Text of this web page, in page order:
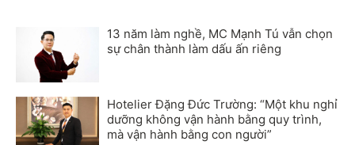
13 năm làm nghề, MC Mạnh Tú vẫn chọn
sự chân thành làm dấu ấn riêng
Hotelier Đặng Đức Trường: “Một khu nghỉ
dưỡng không vận hành bằng quy trình,
mà vận hành bằng con người”